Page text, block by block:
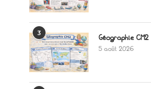
3
Géographie CM2
5 août 2026